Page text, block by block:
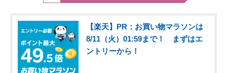
【楽天】PR：お買い物マラソンは
8/11（火）01:59まで！ まずはエ
ントリーから！